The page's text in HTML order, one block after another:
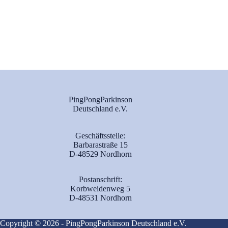
PingPongParkinson
Deutschland e.V.
Geschäftsstelle:
Barbarastraße 15
D-48529 Nordhorn
Postanschrift:
Korbweidenweg 5
D-48531 Nordhorn
Copyright © 2026 - PingPongParkinson Deutschland e.V.